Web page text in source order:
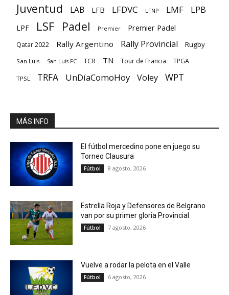
Juventud LAB LFB LFDVC LFNP LMF LPB
LPF LSF Padel Premier Premier Padel
Qatar 2022 Rally Argentino Rally Provincial Rugby
San Luis San Luis FC TCR TN Tour de Francia TPGA
TPSL TRFA UnDíaComoHoy Voley WPT
MÁS INFO
El fútbol mercedino pone en juego su
Torneo Clausura
Fútbol 8 agosto, 2026
Estrella Roja y Defensores de Belgrano
van por su primer gloria Provincial
Fútbol 7 agosto, 2026
Vuelve a rodar la pelota en el Valle
Fútbol 6 agosto, 2026